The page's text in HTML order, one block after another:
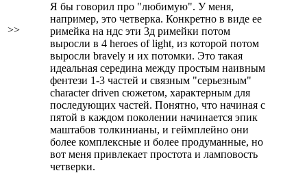
>>
Я бы говорил про "любимую". У меня,
например, это четверка. Конкретно в виде ее
римейка на ндс эти 3д римейки потом
выросли в 4 heroes of light, из которой потом
выросли bravely и их потомки. Это такая
идеальная середина между простым наивным
фентези 1-3 частей и связным "серьезным"
character driven сюжетом, характерным для
последующих частей. Понятно, что начиная с
пятой в каждом поколении начинается эпик
маштабов толкинианы, и геймплейно они
более комплексные и более продуманные, но
вот меня привлекает простота и ламповость
четверки.